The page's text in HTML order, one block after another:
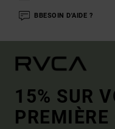
BBESOIN D'AIDE ?
15% SUR